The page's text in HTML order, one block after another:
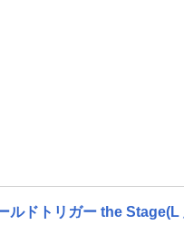
ルドトリガー the